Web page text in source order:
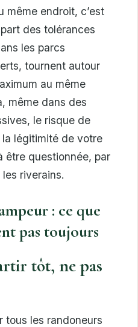
même endroit, c’est
des tolérances
les parcs
tournent autour
au même
même dans des
le risque de
légitimité de votre
être questionnée, par
riverains.
: ce que
pas toujours
tôt, ne pas
tous les randoneurs